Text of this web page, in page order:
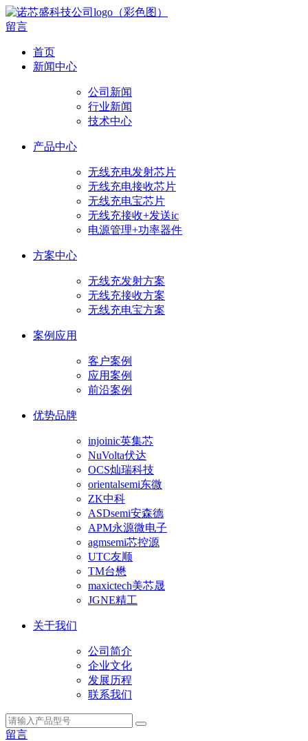
留言
首页
新闻中心
公司新闻
行业新闻
技术中心
产品中心
无线充电发射芯片
无线充电接收芯片
无线充电宝芯片
无线充接收+发送ic
电源管理+功率器件
方案中心
无线充发射方案
无线充接收方案
无线充电宝方案
案例应用
客户案例
应用案例
前沿案例
优势品牌
injoinic英集芯
NuVolta伏达
OCS灿瑞科技
orientalsemi东微
ZK中科
ASDsemi安森德
APM永源微电子
agmsemi芯控源
UTC友顺
TM台懋
maxictech美芯晟
JGNE精工
关于我们
公司简介
企业文化
发展历程
联系我们
留言